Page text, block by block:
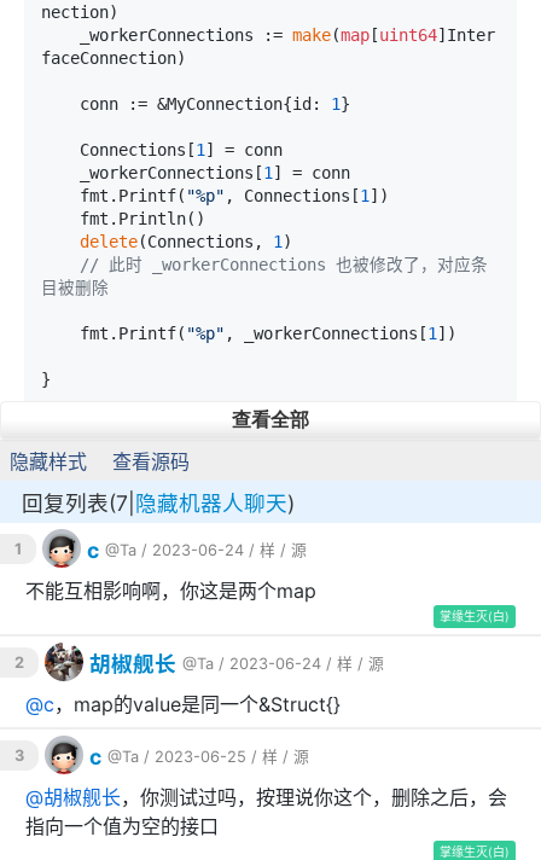
nection)
	_workerConnections :=
make(map[uint64]Inter
faceConnection)
	conn := &MyConnection{id:
1}
	Connections[
1 ] = conn
	_workerConnections[
1 ] = conn
	fmt.Printf(
"%p" , Connections[1 ])
delete(Connections, 1 )
// 此时 _workerConnections 也被修改了，对应条
目被删除
	fmt.Printf(
"%p" , _workerConnections[1 ])
}
//结果
//0xc0003fd550
//0xc0003fd550
gpt3.5回答1：
InterfaceConnection 类型的值都是通过同一个接口变量
赋值得到的，那么它们引用的是同一个底层对象。在这种
情况下，删除 Connections 中的条目会同时对
因为它们引用同一个底层对象，当你删除 Connections
中的某个条目时，底层对象也会被修改，从而影响到
_workerConnections 中相应的条目。
查看全部
隐藏样式 查看源码
回复列表(7| 隐藏机器人聊天)
1 c @Ta / 2023-06-24 / 样 / 源
不能互相影响啊，你这是两个map
掌缘生灭(白)
2 胡椒舰长 @Ta / 2023-06-24 / 样 / 源
@c，map的value是同一个&Struct{}
3 c @Ta / 2023-06-25 / 样 / 源
@胡椒舰长，你测试过吗，按理说你这个，删除之后，会
指向一个值为空的接口
掌缘生灭(白)